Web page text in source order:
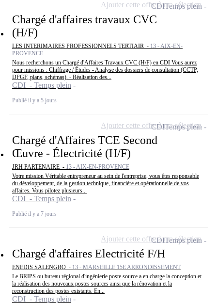
Chargé d'affaires travaux CVC
(H/F)
LES INTERIMAIRES PROFESSIONNELS TERTIAIR - 13 - AIX-EN-
PROVENCE
Nous recherchons un Chargé d'Affaires Travaux CVC (H/F) en CDI Vous aurez
pour missions : Chiffrage / Études - Analyse des dossiers de consultation (CCTP,
DPGF, plans, schémas). - Réalisation des...
CDI - Temps plein
Publié il y a 5 jours
CDITemps plein
Ajouter cette offre à ma sélection
Chargé d'Affaires TCE Second
Œuvre - Électricité (H/F)
JRH PARTENAIRE - 13 - AIX-EN-PROVENCE
Votre mission Véritable entrepreneur au sein de l'entreprise, vous êtes responsable
du développement, de la gestion technique, financière et opérationnelle de vos
affaires. Vous pilotez plusieurs...
CDI - Temps plein
Publié il y a 7 jours
CDITemps plein
Ajouter cette offre à ma sélection
Chargé d'affaires Electricité F/H
ENEDIS SALENGRO - 13 - MARSEILLE 15E ARRONDISSEMENT
Le BRIPS ou bureau régional d'ingénierie poste source a en charge la conception et
la réalisation des nouveaux postes sources ainsi que la rénovation et la
reconstruction des postes existants. En...
CDI - Temps plein
CDITemps plein
Ajouter cette offre à ma sélection